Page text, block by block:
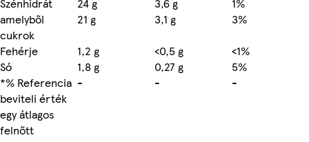
amelyből
cukrok
21 g 3,1 g
3%
Fehérje
1,2 g <0,5 g
<1%
Só
1,8 g 0,27 g
5%
*% Referencia
beviteli érték
egy átlagos
felnőtt
- - -